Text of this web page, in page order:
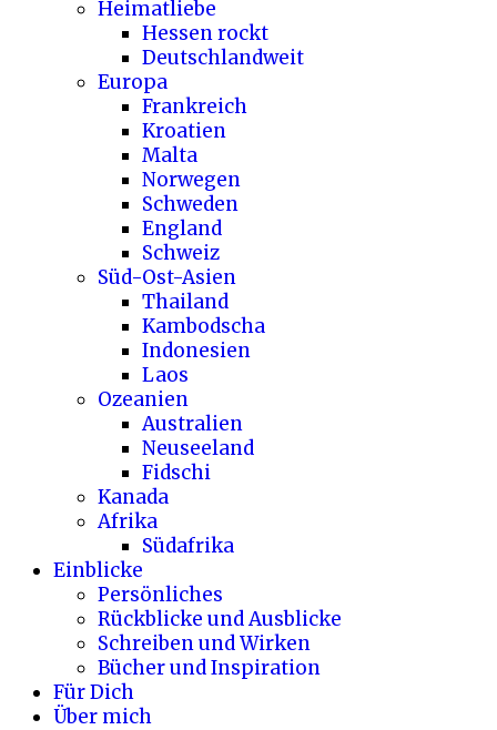
Heimatliebe
Hessen rockt
Deutschlandweit
Europa
Frankreich
Kroatien
Malta
Norwegen
Schweden
England
Schweiz
Süd-Ost-Asien
Thailand
Kambodscha
Indonesien
Laos
Ozeanien
Australien
Neuseeland
Fidschi
Kanada
Afrika
Südafrika
Einblicke
Persönliches
Rückblicke und Ausblicke
Schreiben und Wirken
Bücher und Inspiration
Für Dich
Über mich